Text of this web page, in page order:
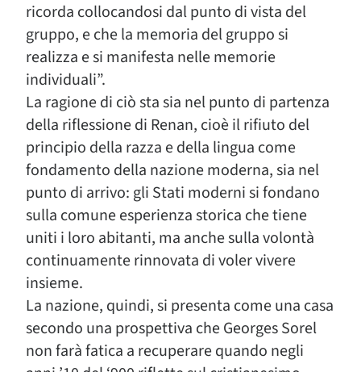
ricorda collocandosi dal punto di vista del
gruppo, e che la memoria del gruppo si
realizza e si manifesta nelle memorie
individuali”.
La ragione di ciò sta sia nel punto di partenza
della riflessione di Renan, cioè il rifiuto del
principio della razza e della lingua come
fondamento della nazione moderna, sia nel
punto di arrivo: gli Stati moderni si fondano
sulla comune esperienza storica che tiene
uniti i loro abitanti, ma anche sulla volontà
continuamente rinnovata di voler vivere
insieme.
La nazione, quindi, si presenta come una casa
secondo una prospettiva che Georges Sorel
non farà fatica a recuperare quando negli